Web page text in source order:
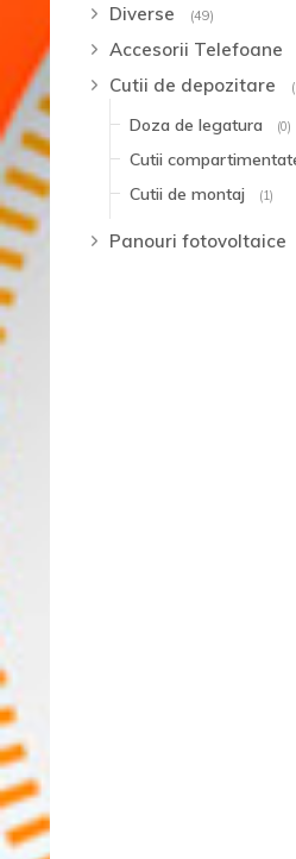
Diverse (49)
Accesorii Telefoane
Cutii de depozitare
Doza de legatura (0)
Cutii
Cutii de montaj (1)
Panouri fotovoltaice